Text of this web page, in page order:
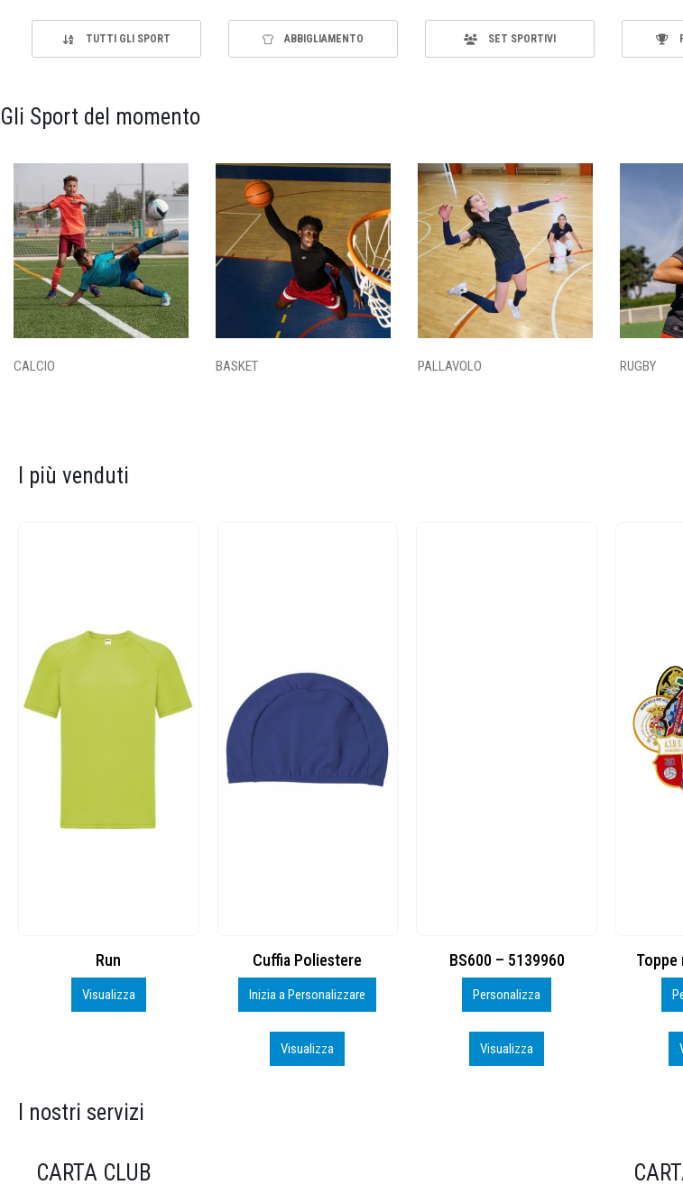
TUTTI GLI SPORT ABBIGLIAMENTO SET SPORTIVI
Gli Sport del momento
CALCIO BASKET PALLAVOLO RUGBY
I più venduti
Cuffia Poliestere
Inizia a Personalizzare
BS600 – 5139960
Personalizza
Visualizza
Toppe ricamate in HD
Personalizza
Visualizza
KIT
I nostri servizi
CARTA CLUB